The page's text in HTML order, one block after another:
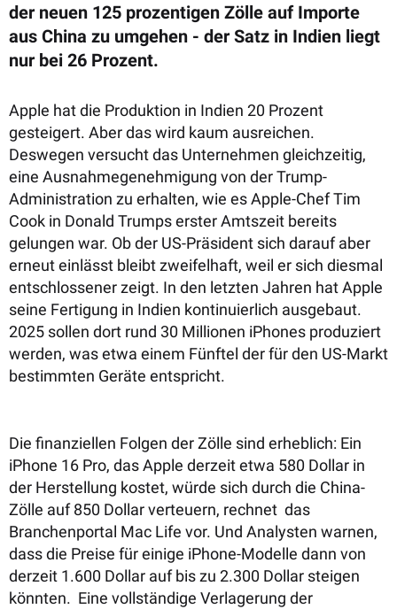
der neuen 125 prozentigen Zölle auf Importe
aus China zu umgehen - der Satz in Indien liegt
nur bei 26 Prozent.
Apple hat die Produktion in Indien 20 Prozent
gesteigert. Aber das wird kaum ausreichen.
Deswegen versucht das Unternehmen gleichzeitig,
eine Ausnahmegenehmigung von der Trump-
Administration zu erhalten, wie es Apple-Chef Tim
Cook in Donald Trumps erster Amtszeit bereits
gelungen war. ​Ob der US-Präsident sich darauf aber
erneut einlässt bleibt zweifelhaft, weil er sich diesmal
entschlossener zeigt. In den letzten Jahren hat Apple
seine Fertigung in Indien kontinuierlich ausgebaut.
2025 sollen dort rund 30 Millionen iPhones produziert
werden, was etwa einem Fünftel der für den US-Markt
bestimmten Geräte entspricht.
Die finanziellen Folgen der Zölle sind erheblich: Ein
iPhone 16 Pro, das Apple derzeit etwa 580 Dollar in
der Herstellung kostet, würde sich durch die China-
Zölle auf 850 Dollar verteuern, rechnet das
Branchenportal Mac Life vor. Und Analysten warnen,
dass die Preise für einige iPhone-Modelle dann von
derzeit 1.600 Dollar auf bis zu 2.300 Dollar steigen
könnten. Eine vollständige Verlagerung der